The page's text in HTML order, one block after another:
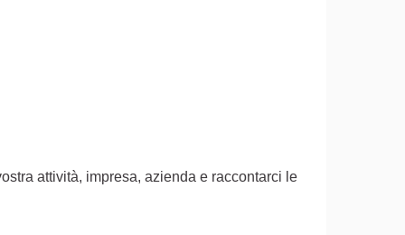
attività, impresa, azienda e raccontarci le